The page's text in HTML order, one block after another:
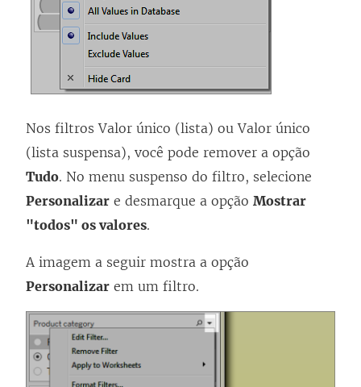
Nos filtros Valor único (lista) ou Valor único
(lista suspensa), você pode remover a opção
Tudo. No menu suspenso do filtro, selecione
Personalizar e desmarque a opção Mostrar
"todos" os valores.
A imagem a seguir mostra a opção
Personalizar em um filtro.